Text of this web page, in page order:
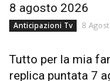
8 agosto 2026
Anticipazioni Tv 8
Tutto per la mia
replica puntata 7